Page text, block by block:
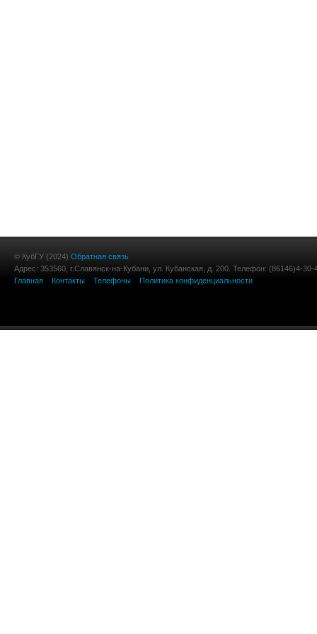
© КубГУ (2024) Обратная связь
Адрес: 353560, г.Славянск-на-Кубани, ул. Кубанская, д. 200. Телефон: (86146)4-30-
Главная
Контакты Телефоны Политика конфиденциальности